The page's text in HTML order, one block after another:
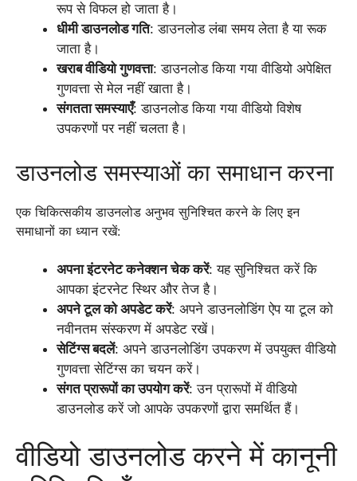
रूप से विफल हो जाता है।
धीमी डाउनलोड गति: डाउनलोड लंबा समय लेता है या रूक
जाता है।
खराब वीडियो गुणवत्ता: डाउनलोड किया गया वीडियो अपेक्षित
गुणवत्ता से मेल नहीं खाता है।
संगतता समस्याएँ: डाउनलोड किया गया वीडियो विशेष
उपकरणों पर नहीं चलता है।
डाउनलोड समस्याओं का समाधान करना
एक चिकित्सकीय डाउनलोड अनुभव सुनिश्चित करने के लिए इन
समाधानों का ध्यान रखें:
अपना इंटरनेट कनेक्शन चेक करें: यह सुनिश्चित करें कि
आपका इंटरनेट स्थिर और तेज है।
अपने टूल को अपडेट करें: अपने डाउनलोडिंग ऐप या टूल को
नवीनतम संस्करण में अपडेट रखें।
सेटिंग्स बदलें: अपने डाउनलोडिंग उपकरण में उपयुक्त वीडियो
गुणवत्ता सेटिंग्स का चयन करें।
संगत प्रारूपों का उपयोग करें: उन प्रारूपों में वीडियो
डाउनलोड करें जो आपके उपकरणों द्वारा समर्थित हैं।
वीडियो डाउनलोड करने में कानूनी